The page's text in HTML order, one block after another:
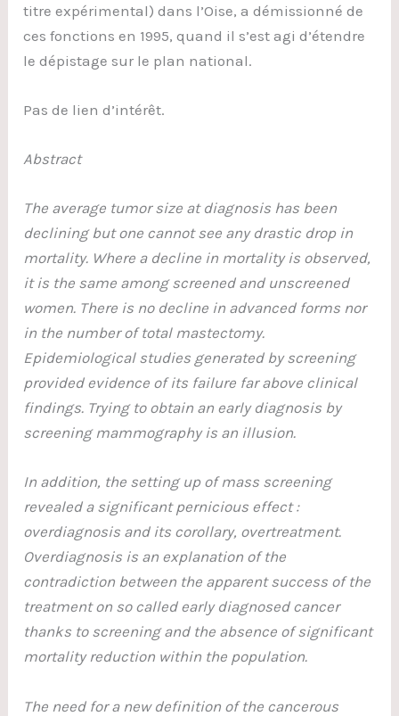
titre expérimental) dans l’Oise, a démissionné de
ces fonctions en 1995, quand il s’est agi d’étendre
le dépistage sur le plan national.
Pas de lien d’intérêt.
Abstract
The average tumor size at diagnosis has been
declining but one cannot see any drastic drop in
mortality. Where a decline in mortality is observed,
it is the same among screened and unscreened
women. There is no decline in advanced forms nor
in the number of total mastectomy.
Epidemiological studies generated by screening
provided evidence of its failure far above clinical
findings. Trying to obtain an early diagnosis by
screening mammography is an illusion.
In addition, the setting up of mass screening
revealed a significant pernicious effect :
overdiagnosis and its corollary, overtreatment.
Overdiagnosis is an explanation of the
contradiction between the apparent success of the
treatment on so called early diagnosed cancer
thanks to screening and the absence of significant
mortality reduction within the population.
The need for a new definition of the cancerous